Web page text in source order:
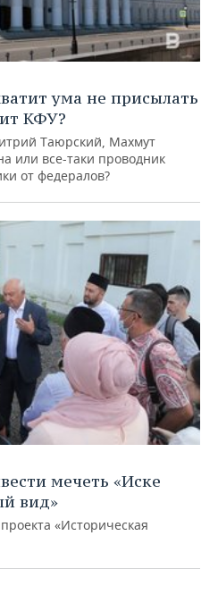
ума не присылать
КФУ?
Таюрский, Махмут
или все-таки проводник
от федералов?
мечеть «Иске
вид»
«Историческая